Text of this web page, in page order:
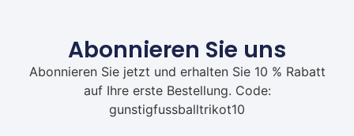
Abonnieren Sie uns
Abonnieren Sie jetzt und erhalten Sie 10 % Rabatt
auf Ihre erste Bestellung. Code:
gunstigfussballtrikot10